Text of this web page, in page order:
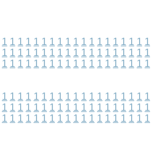
1 1 1 1 1 1 1 1 1 1 1 1 1 1 1 1 1 1 1
1 1 1 1 1 1 1 1 1 1 1 1 1 1 1 1 1 1 1
1 1 1 1 1 1 1 1 1 1 1 1 1 1 1 1 1 1 1
1 1 1 1 1 1 1 1 1 1 1 1 1 1 1 1 1 1 1
1 1 1 1 1 1 1 1 1 1 1 1 1 1 1 1 1 1 1
1 1 1 1 1 1 1 1 1 1 1 1 1 1 1 1 1 1 1